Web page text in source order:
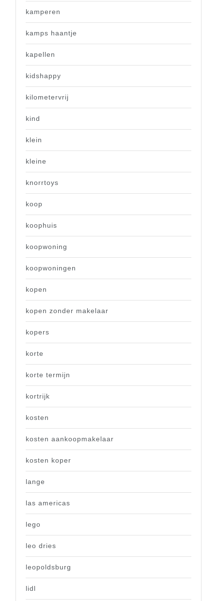
kamperen
kamps haantje
kapellen
kidshappy
kilometervrij
kind
klein
kleine
knorrtoys
koop
koophuis
koopwoning
koopwoningen
kopen
kopen zonder makelaar
kopers
korte
korte termijn
kortrijk
kosten
kosten aankoopmakelaar
kosten koper
lange
las americas
lego
leo dries
leopoldsburg
lidl